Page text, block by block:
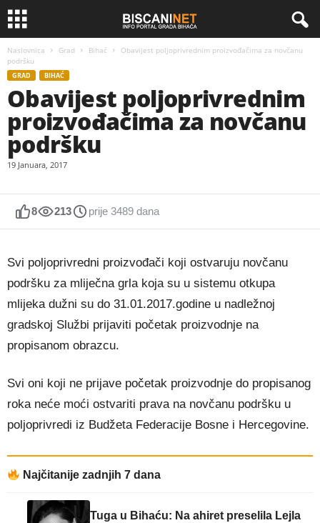
Naslovnica Grad Bihać
Obavijest poljoprivrednim proizvođačima za novčanu
podršku
GRAD BIHAĆ
Obavijest poljoprivrednim
proizvođačima za novčanu
podršku
19 Januara, 2017
8 213 prije 3489 dana
Svi poljoprivredni proizvođači koji ostvaruju novčanu
podršku za mliječna grla koja su u sistemu otkupa
mlijeka dužni su do 31.01.2017.godine u nadležnoj
gradskoj Službi prijaviti početak proizvodnje na
propisanom obrazcu.
Svi oni koji ne prijave početak proizvodnje do propisanog
roka neće moći ostvariti prava na novčanu podršku u
poljoprivredi iz Budžeta Federacije Bosne i Hercegovine.
Najčitanije zadnjih 7 dana
Tuga u Bihaću: Na ahiret preselila Lejla